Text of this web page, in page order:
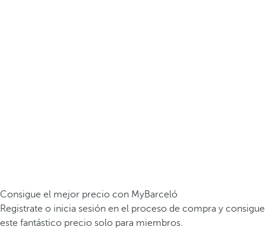
Consigue el mejor precio con MyBarceló
Registrate o inicia sesión en el proceso de compra y consigue
este fantástico precio solo para miembros.